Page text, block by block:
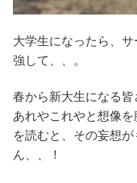
大学生になったら、
強して、、。
春から新大生になる
あれやこれやと想像
を読むと、その妄想
ん、、！